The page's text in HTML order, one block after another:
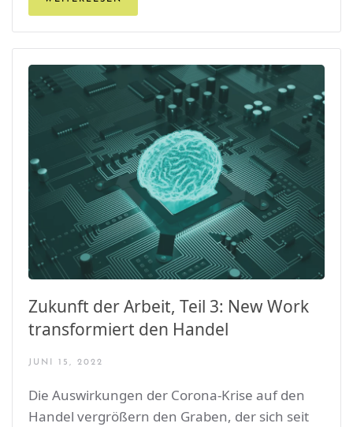
Zukunft der Arbeit, Teil 3: New Work
transformiert den Handel
JUNI 15, 2022
Die Auswirkungen der Corona-Krise auf den
Handel vergrößern den Graben, der sich seit